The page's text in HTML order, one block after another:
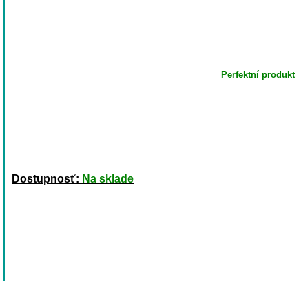
Perfektní produkt
Dostupnosť: Na sklade